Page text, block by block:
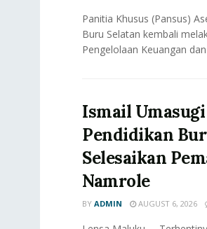
Panitia Khusus (Pansus)
Buru Selatan kembali
Pengelolaan Keuangan
Ismail
Pendidikan
Selesaikan
Namrole
BY ADMIN AUGUST 6, 2026